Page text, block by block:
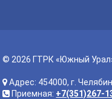
© 2026 ГТРК «Южный
Адрес: 454000, г.
Приемная: +7(351)267-